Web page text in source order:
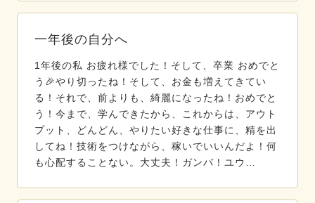
一年後の自分へ
1年後の私 お疲れ様でした！そして、卒業 おめでと
う🎉やり切ったね！そして、お金も増えてきてい
る！それで、前よりも、綺麗になったね！おめでと
う！今まで、学んできたから、これからは、アウト
プット、どんどん、やりたい好きな仕事に、精を出
してね！技術をつけながら、稼いでいいんだよ！何
も心配することない。大丈夫！ガンバ！ユウ…